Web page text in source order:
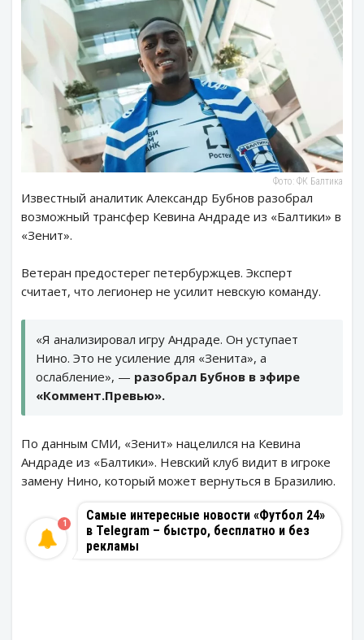
Фото: ФК Балтика
Известный аналитик Александр Бубнов разобрал
возможный трансфер Кевина Андраде из «Балтики» в
«Зенит».
Ветеран предостерег петербуржцев. Эксперт
считает, что легионер не усилит невскую команду.
«Я анализировал игру Андраде. Он уступает
Нино. Это не усиление для «Зенита», а
ослабление», — разобрал Бубнов в эфире
«Коммент.Превью».
По данным СМИ, «Зенит» нацелился на Кевина
Андраде из «Балтики». Невский клуб видит в игроке
замену Нино, который может вернуться в Бразилию.
Самые интересные новости «Футбол 24»
в Telegram – быстро, бесплатно и без
рекламы
1